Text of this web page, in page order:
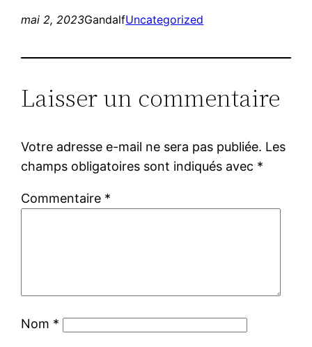
mai 2, 2023GandalfUncategorized
Laisser un commentaire
Votre adresse e-mail ne sera pas publiée. Les
champs obligatoires sont indiqués avec *
Commentaire *
Nom *